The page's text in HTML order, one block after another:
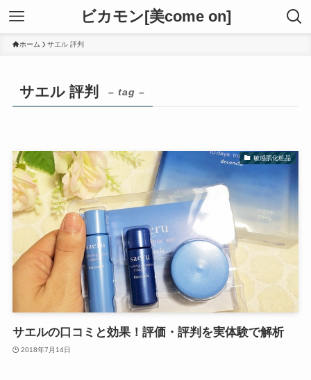
ビカモン[美come on]
ホーム サエル 評判
サエル 評判 – tag –
敏感肌化粧品
サエルの口コミと効果！評価・評判を実体験で解析
2018年7月14日